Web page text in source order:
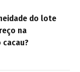
do lote
na